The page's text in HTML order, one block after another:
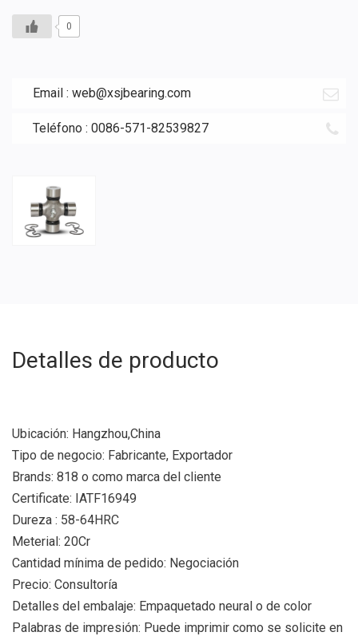
0
Email : web@xsjbearing.com
Teléfono : 0086-571-82539827
Detalles de producto
Ubicación: Hangzhou,China
Tipo de negocio: Fabricante, Exportador
Brands: 818 o como marca del cliente
Certificate: IATF16949
Dureza : 58-64HRC
Meterial: 20Cr
Cantidad mínima de pedido: Negociación
Precio: Consultoría
Detalles del embalaje: Empaquetado neural o de color
Palabras de impresión: Puede imprimir como se solicite en